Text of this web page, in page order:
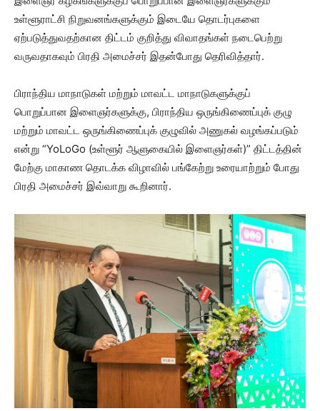
உள்ளூராட்சி நிறுவனங்களுக்கும் இடையே தொடர்புகளை
ஏற்படுத்துவதற்கான திட்டம் குறித்து விவாதங்கள் நடைபெற்று
வருவதாகவும் பிரதி அமைச்சர் இதன்போது தெரிவித்தார்.
பிராந்திய மாநாடுகள் மற்றும் மாவட்ட மாநாடுகளுக்குப்
பொறுப்பான இளைஞர்களுக்கு, பிராந்திய ஒருங்கிணைப்புக் குழு
மற்றும் மாவட்ட ஒருங்கிணைப்புக் குழுவில் அணுகல் வழங்கப்படும்
என்று “YoLoGo (உள்ளூர் ஆளுகையில் இளைஞர்கள்)” திட்டத்தின்
மேற்கு மாகாண தொடக்க விழாவில் பங்கேற்று உரையாற்றும் போது
பிரதி அமைச்சர் இவ்வாறு கூறினார்.